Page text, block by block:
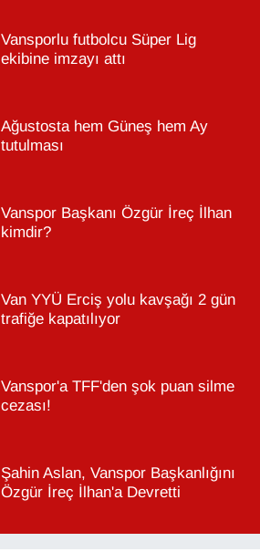
Vansporlu futbolcu Süper Lig
ekibine imzayı attı
Ağustosta hem Güneş hem Ay
tutulması
Vanspor Başkanı Özgür İreç İlhan
kimdir?
Van YYÜ Erciş yolu kavşağı 2 gün
trafiğe kapatılıyor
Vanspor'a TFF'den şok puan silme
cezası!
Şahin Aslan, Vanspor Başkanlığını
Özgür İreç İlhan'a Devretti